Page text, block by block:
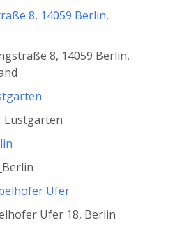
8, 14059 Berlin,
8, 14059 Berlin,
Lustgarten
Ufer
Ufer 18, Berlin